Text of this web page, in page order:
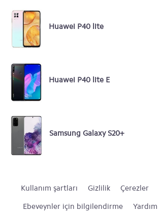
Huawei P40 lite
Huawei P40 lite E
Samsung Galaxy S20+
Kullanım şartları Gizlilik Çerezler
Ebeveynler için bilgilendirme
Yardım